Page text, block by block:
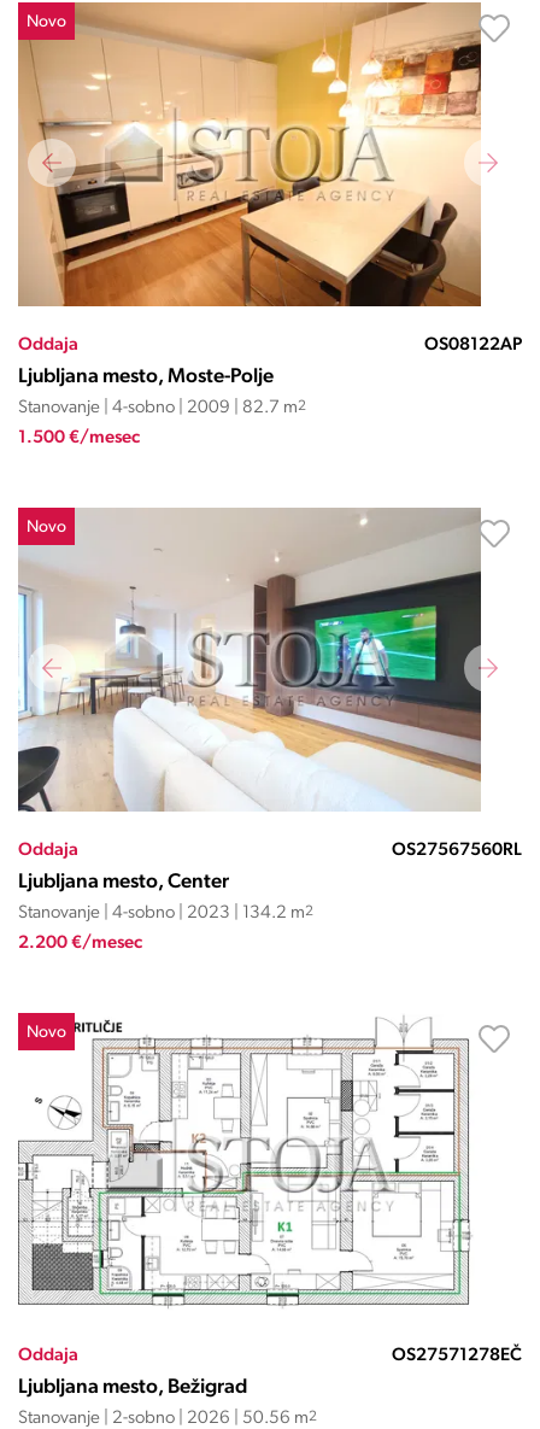
Novo
Oddaja OS08122AP
Ljubljana mesto, Moste-Polje
Stanovanje | 4-sobno | 2009 | 82.7 m2
1.500 €/mesec
Novo
Oddaja OS27567560RL
Ljubljana mesto, Center
Stanovanje | 4-sobno | 2023 | 134.2 m2
2.200 €/mesec
Novo
Oddaja OS27571278EČ
Ljubljana mesto, Bežigrad
Stanovanje | 2-sobno | 2026 | 50.56 m2